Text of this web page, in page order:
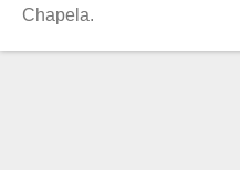
Chapela.